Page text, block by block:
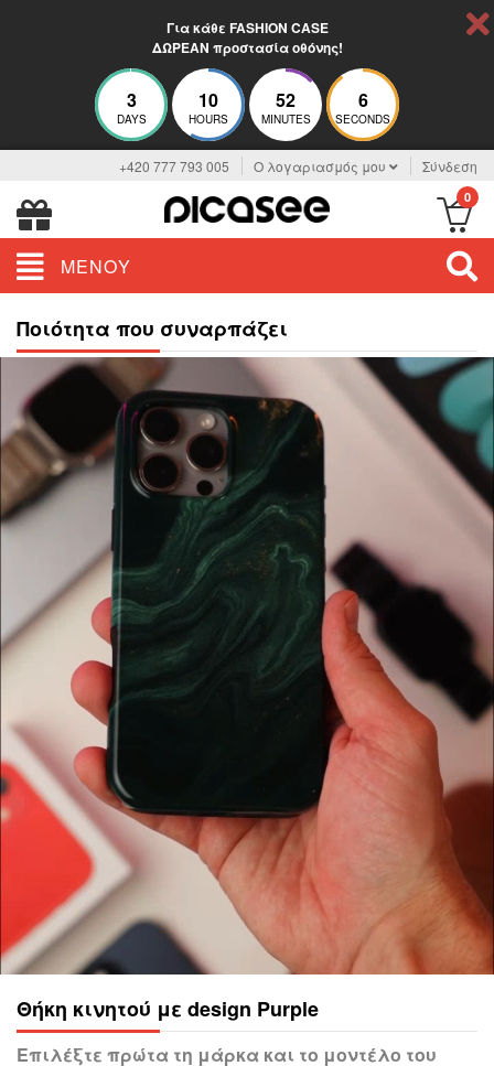
Για κάθε FASHION CASE
ΔΩΡΕΑΝ προστασία οθόνης!
3
DAYS
10
HOURS
52
MINUTES
6
SECONDS
+420 777 793 005 Ο λογαριασμός μου Σύνδεση
0
ΜΕΝΟΎ
Ποιότητα που συναρπάζει
Θήκη κινητού με design Purple
Επιλέξτε πρώτα τη μάρκα και το μοντέλο του